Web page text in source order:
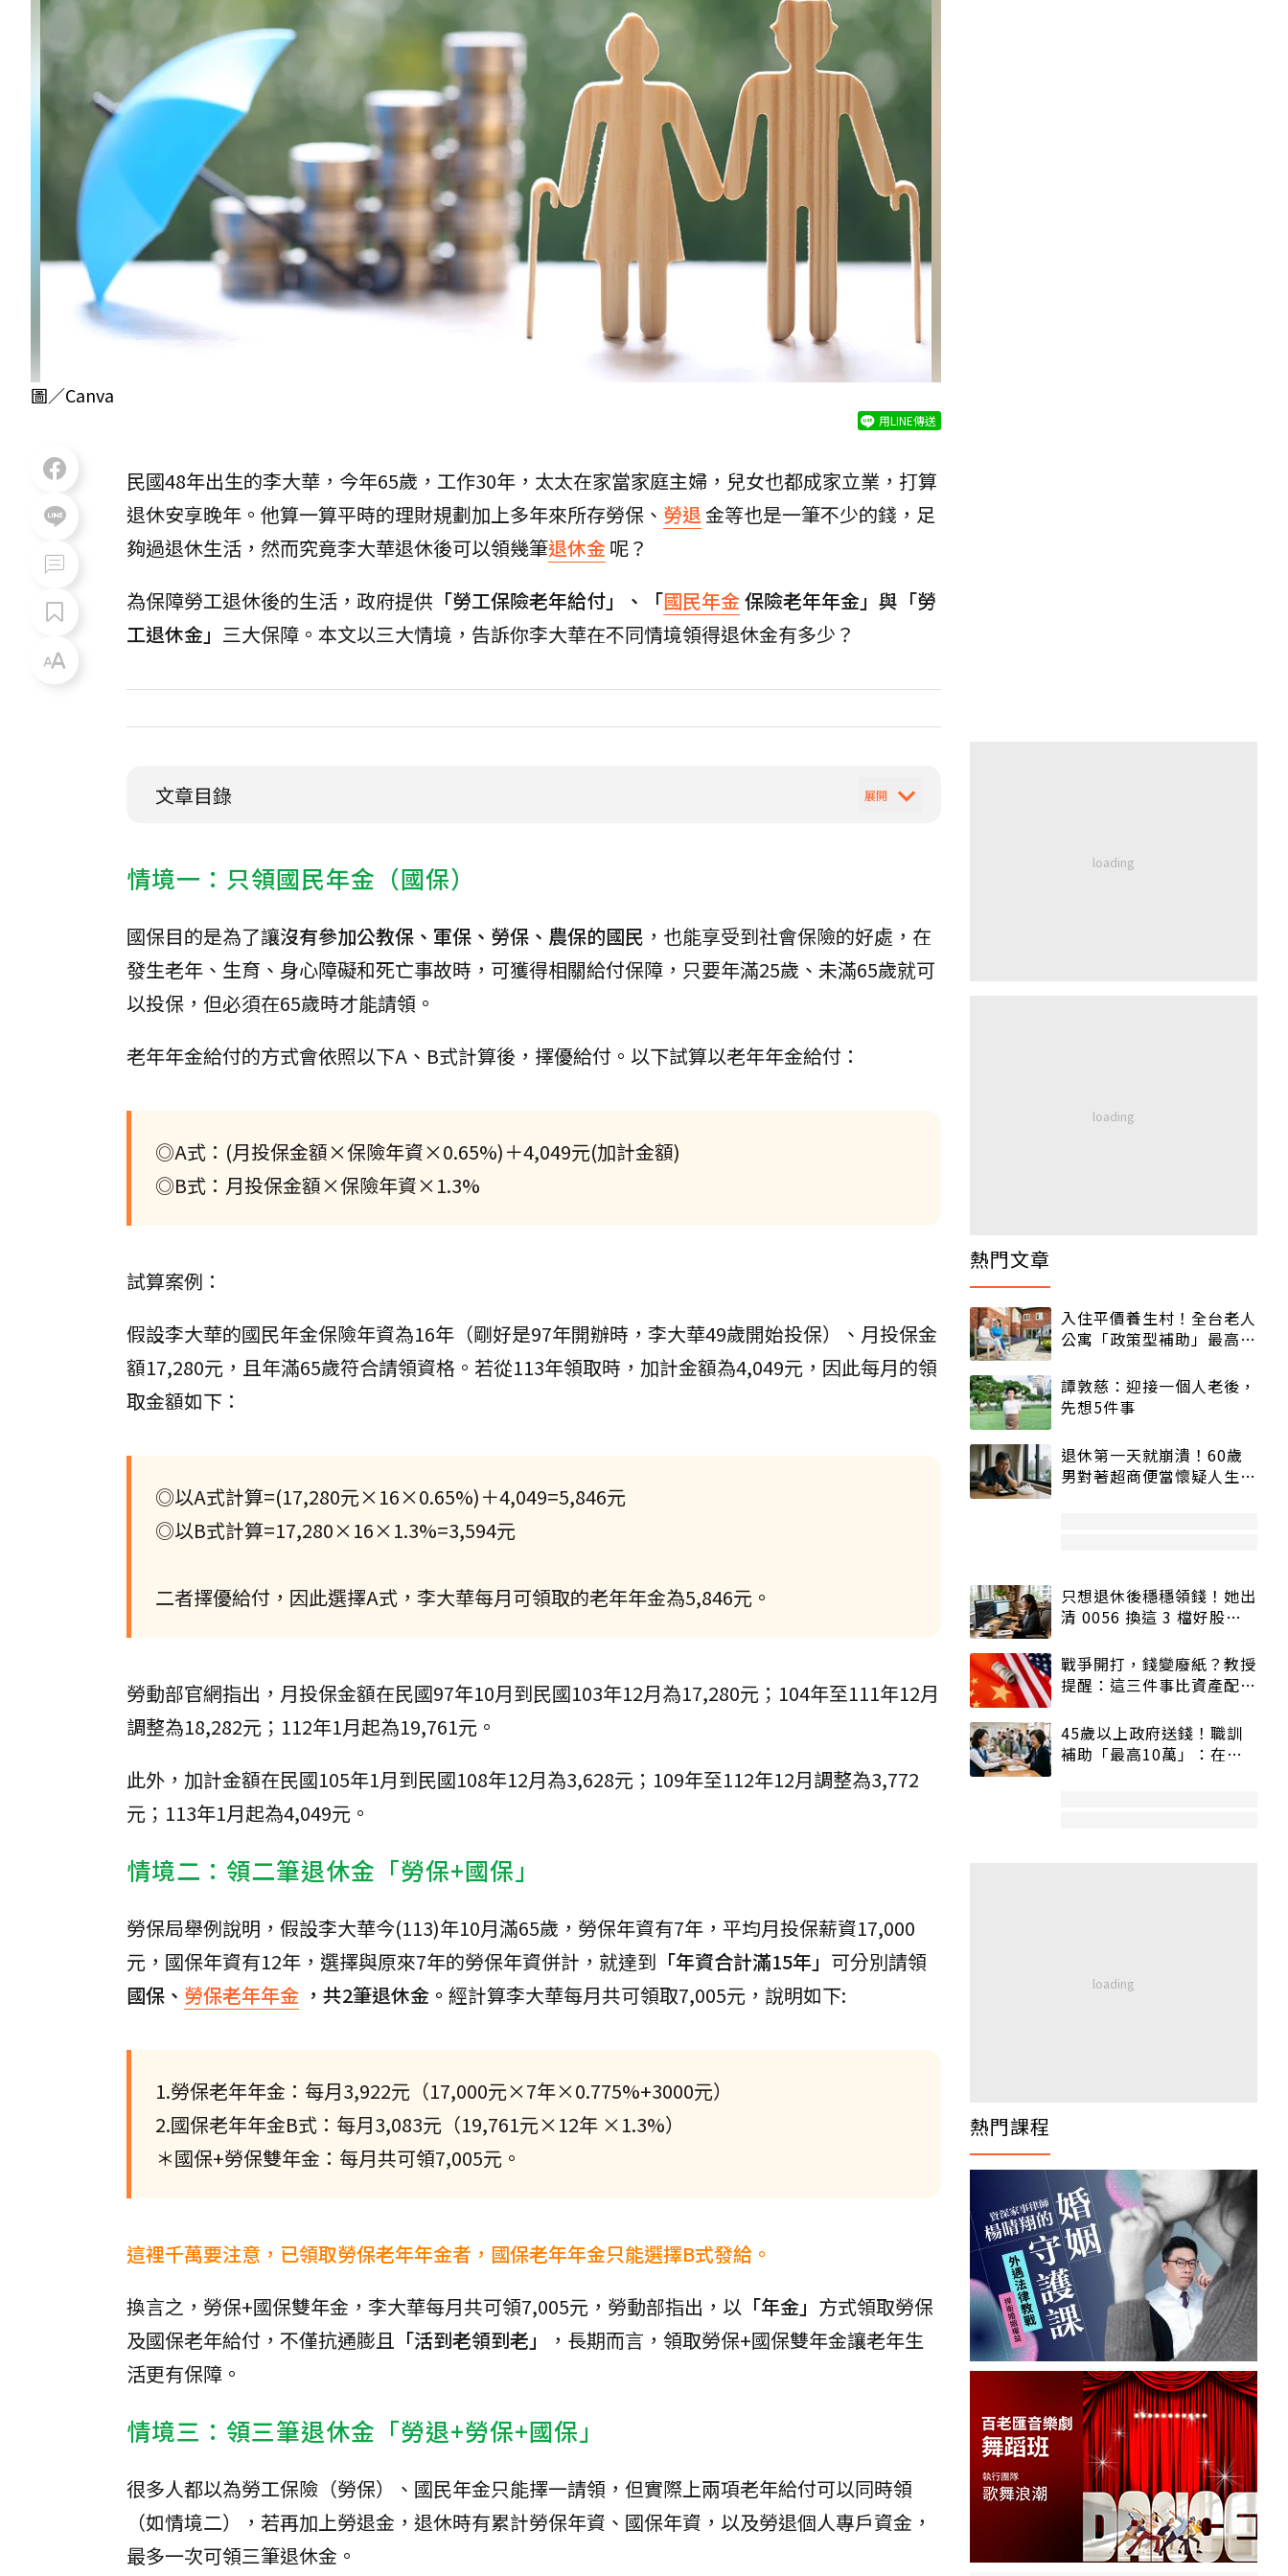
圖／Canva
用LINE傳送
民國48年出生的李大華，今年65歲，工作30年，太太在家當家庭主婦，兒女也都成家立業，打算
退休安享晚年。他算一算平時的理財規劃加上多年來所存勞保、 勞退金等也是一筆不少的錢，足
夠過退休生活，然而究竟李大華退休後可以領幾筆退休金呢？
為保障勞工退休後的生活，政府提供 「勞工保險老年給付」、「國民年金保險老年年金」與「勞
工退休金」 三大保障。本文以三大情境，告訴你李大華在不同情境領得退休金有多少？
文章目錄
情境一：只領國民年金（國保）
國保目的是為了讓沒有參加公教保、軍保、勞保、農保的國民 ，也能享受到社會保險的好處，在
發生老年、生育、身心障礙和死亡事故時，可獲得相關給付保障，只要年滿25歲、未滿65歲就可
以投保，但必須在65歲時才能請領。
老年年金給付的方式會依照以下A、B式計算後，擇優給付。以下試算以老年年金給付：
◎A式：(月投保金額×保險年資×0.65%)＋4,049元(加計金額)
◎B式：月投保金額×保險年資×1.3%
試算案例：
假設李大華的國民年金保險年資為16年（剛好是97年開辦時，李大華49歲開始投保）、月投保金
額17,280元，且年滿65歲符合請領資格。若從113年領取時，加計金額為4,049元，因此每月的領
取金額如下：
◎以A式計算=(17,280元×16×0.65%)＋4,049=5,846元
◎以B式計算=17,280×16×1.3%=3,594元
二者擇優給付，因此選擇A式，李大華每月可領取的老年年金為5,846元。
勞動部官網指出，月投保金額在民國97年10月到民國103年12月為17,280元；104年至111年12月
調整為18,282元；112年1月起為19,761元。
此外，加計金額在民國105年1月到民國108年12月為3,628元；109年至112年12月調整為3,772
元；113年1月起為4,049元。
情境二：領二筆退休金「勞保+國保」
勞保局舉例說明，假設李大華今(113)年10月滿65歲，勞保年資有7年，平均月投保薪資17,000
元，國保年資有12年，選擇與原來7年的勞保年資併計，就達到 「年資合計滿15年」 可分別請領
國保、 勞保老年年金 ，共2筆退休金。 經計算李大華每月共可領取7,005元，說明如下:
1.勞保老年年金：每月3,922元（17,000元×7年×0.775%+3000元）
2.國保老年年金B式：每月3,083元（19,761元×12年 ×1.3%）
＊國保+勞保雙年金：每月共可領7,005元。
這裡千萬要注意，已領取勞保老年年金者，國保老年年金只能選擇B式發給。
換言之，勞保+國保雙年金，李大華每月共可領7,005元，勞動部指出，以 「年金」 方式領取勞保
及國保老年給付，不僅抗通膨且 「活到老領到老」
，長期而言，領取勞保+國保雙年金讓老年生
活更有保障。
情境三：領三筆退休金「勞退+勞保+國保」
很多人都以為勞工保險（勞保）、國民年金只能擇一請領，但實際上兩項老年給付可以同時領
（如情境二），若再加上勞退金，退休時有累計勞保年資、國保年資，以及勞退個人專戶資金，
最多一次可領三筆退休金。
熱門文章
入住平價養生村！全台老人
公寓「政策型補助」最高打
譚敦慈：迎接一個人老後，
先想5件事
退休第一天就崩潰！60歲
男對著超商便當懷疑人生
只想退休後穩穩領錢！她出
清 0056 換這 3 檔好股：
戰爭開打，錢變廢紙？教授
提醒：這三件事比資產配置
45歲以上政府送錢！職訓
補助「最高10萬」：在
熱門課程